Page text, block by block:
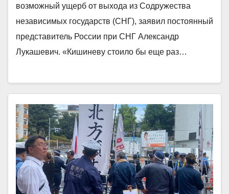
возможный ущерб от выхода из Содружества
независимых государств (СНГ), заявил постоянный
представитель России при СНГ Александр
Лукашевич. «Кишиневу стоило бы еще раз…